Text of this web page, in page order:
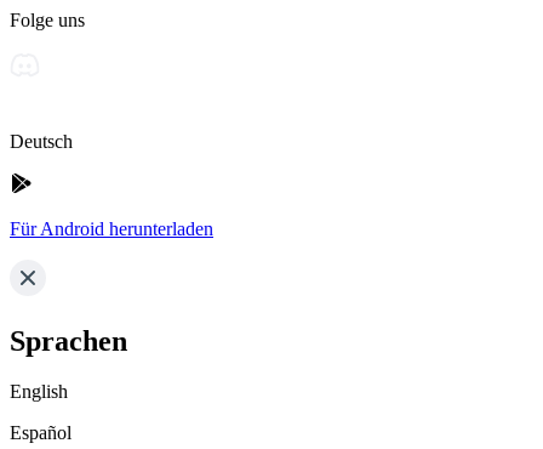
Folge uns
Deutsch
Für Android herunterladen
Sprachen
English
Español